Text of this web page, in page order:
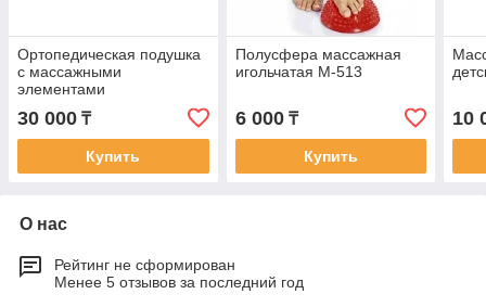
Ортопедическая подушка
с массажными
элементами
30 000 ₸
Купить
Полусфера массажная
игольчатая М-513
6 000₸
Купить
10
О нас
Рейтинг не сформирован
Менее 5 отзывов за последний год